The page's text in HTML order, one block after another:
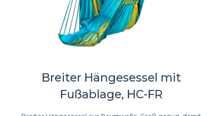
Breiter Hängesessel mit
Fußablage, HC-FR